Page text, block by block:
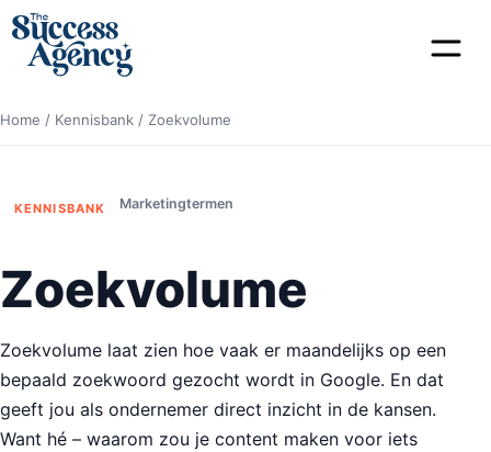
Home / Kennisbank / Zoekvolume
KENNISBANK Marketingtermen
Zoekvolume
Zoekvolume laat zien hoe vaak er maandelijks op een
bepaald zoekwoord gezocht wordt in Google. En dat
geeft jou als ondernemer direct inzicht in de kansen.
Want hé – waarom zou je content maken voor iets